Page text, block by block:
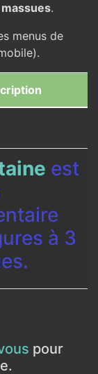
.
menus de
est
à 3
pour